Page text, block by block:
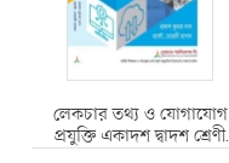
লেকচার তথ্য ও যোগাযোগ
প্রযুক্তি একাদশ দ্বাদশ শ্রেণী